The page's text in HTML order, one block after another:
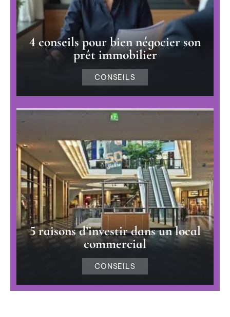
4 conseils pour bien négocier son
prêt immobilier
CONSEILS
5 raisons d’investir dans un local
commercial
CONSEILS